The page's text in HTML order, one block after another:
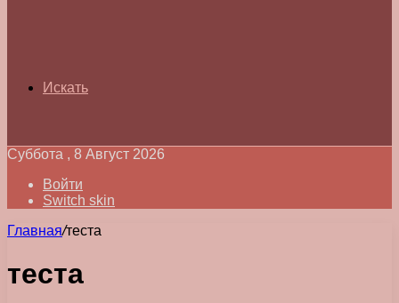
Искать
Суббота , 8 Август 2026
Войти
Switch skin
Главная/теста
теста